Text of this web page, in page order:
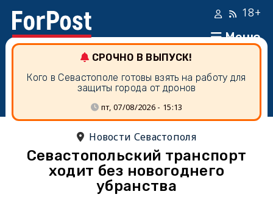
Меню
18+
СРОЧНО В ВЫПУСК!
Кого в Севастополе готовы взять на работу для
защиты города от дронов
пт, 07/08/2026 - 15:13
Новости Севастополя
Севастопольский транспорт
ходит без новогоднего
убранства